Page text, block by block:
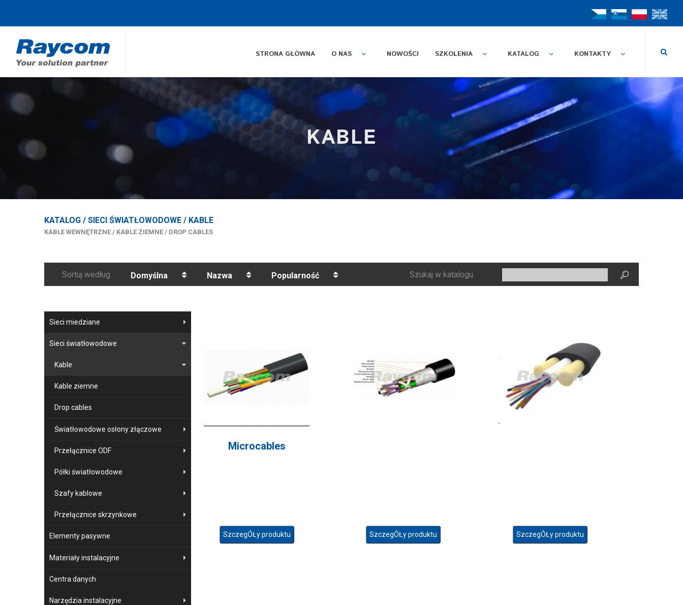
STRONA GŁÓWNA O NAS NOWOŚCI SZKOLENIA KATALOG KONTAKTY
KABLE
KATALOG / SIECI ŚWIATŁOWODOWE / KABLE
KABLE WEWNĘTRZNE / KABLE ZIEMNE / DROP CABLES
Sortuj według Domyślna Nazwa Popularność Szukaj w katalogu
Sieci miedziane
Sieci światłowodowe
Kable
Kable ziemne
Drop cables
Światłowodowe osłony złączowe
Przełącznice ODF
Półki światłowodowe
Szafy kablowe
Przełącznice skrzynkowe
Elementy pasywne
Materiały instalacyjne
Centra danych
Narzędzia instalacyjne
Microcables
SzczegÓŁy produktu SzczegÓŁy produktu SzczegÓŁy produktu